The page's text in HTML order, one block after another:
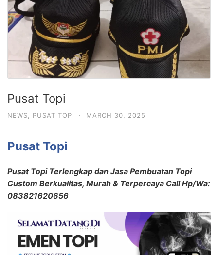
Pusat Topi
NEWS PUSAT TOPI · MARCH 30, 2025
Pusat Topi
Pusat Topi Terlengkap dan Jasa Pembuatan Topi
Custom Berkualitas, Murah & Terpercaya Call Hp/Wa:
083821620656